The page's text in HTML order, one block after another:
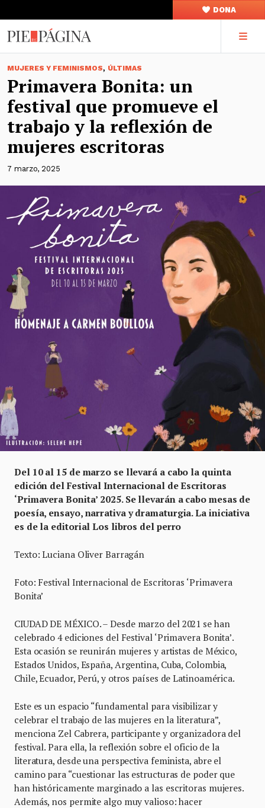
DONA
MUJERES Y FEMINISMOS, ÚLTIMAS
Primavera Bonita: un
festival que promueve el
trabajo y la reflexión de
mujeres escritoras
7 marzo, 2025
Del 10 al 15 de marzo se llevará a cabo la quinta
edición del Festival Internacional de Escritoras
‘Primavera Bonita’ 2025. Se llevarán a cabo mesas de
poesía, ensayo, narrativa y dramaturgia. La iniciativa
es de la editorial Los libros del perro
Texto: Luciana Oliver Barragán
Foto: Festival Internacional de Escritoras ‘Primavera
Bonita’
CIUDAD DE MÉXICO. – Desde marzo del 2021 se han
celebrado 4 ediciones del Festival ‘Primavera Bonita’.
Esta ocasión se reunirán mujeres y artistas de México,
Estados Unidos, España, Argentina, Cuba, Colombia,
Chile, Ecuador, Perú, y otros países de Latinoamérica.
Este es un espacio “fundamental para visibilizar y
celebrar el trabajo de las mujeres en la literatura”,
menciona Zel Cabrera, participante y organizadora del
festival. Para ella, la reflexión sobre el oficio de la
literatura, desde una perspectiva feminista, abre el
camino para “cuestionar las estructuras de poder que
han históricamente marginado a las escritoras mujeres.
Además, nos permite algo muy valioso: hacer